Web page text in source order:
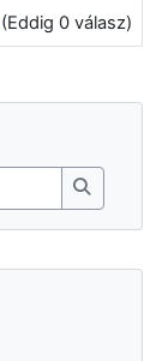
(Eddig 0 válasz)
Keresés